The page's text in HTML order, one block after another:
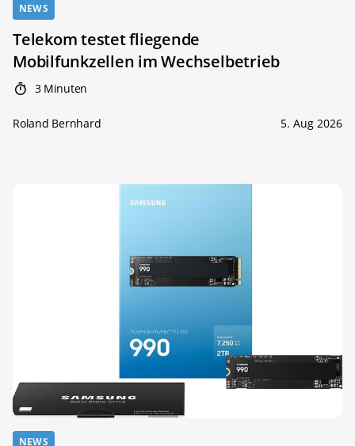
NEWS
Telekom testet fliegende
Mobilfunkzellen im Wechselbetrieb
3 Minuten
Roland Bernhard 5. Aug 2026
NEWS